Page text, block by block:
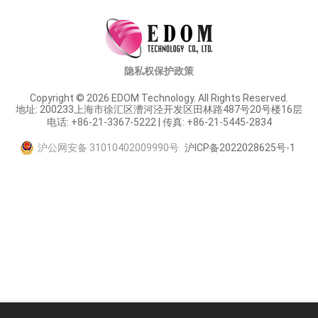
Copyright © 2026 EDOM Technology. All Rights Reserved.
地址: 200233上海市徐汇区漕河泾开发区田林路487号20号楼16层
电话: +86-21-3367-5222 | 传真: +86-21-5445-2834
沪公网安备 31010402009990号 沪ICP备2022028625号-1
隐私权保护政策